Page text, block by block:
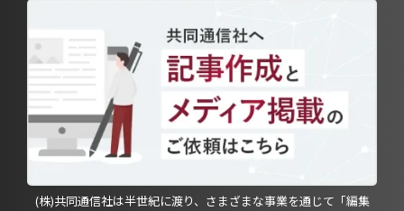
(株)共同通信社は半世紀に渡り、さまざまな事業を通じて「編集